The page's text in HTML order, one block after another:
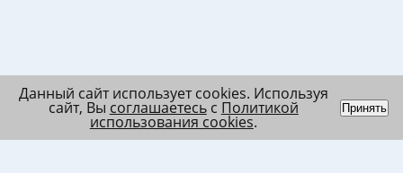
Данный сайт использует cookies. Используя
сайт, Вы соглашаетесьс Политикой
использования cookies.
Принять